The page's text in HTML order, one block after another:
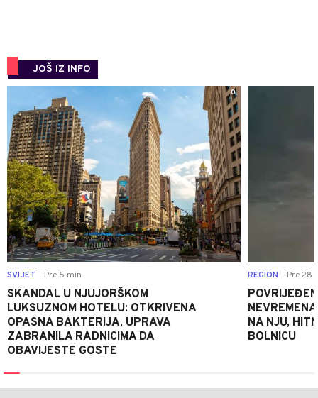
JOŠ IZ INFO
0
SVIJET Pre 5 min
SKANDAL U NJUJORŠKOM
LUKSUZNOM HOTELU: OTKRIVENA
OPASNA BAKTERIJA, UPRAVA
ZABRANILA RADNICIMA DA
OBAVIJESTE GOSTE
REGION Pre 28
NA NJU,
BOLNICU